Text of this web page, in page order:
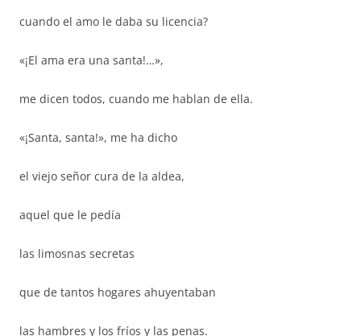
cuando el amo le daba su licencia?
«¡El ama era una santa!…»,
me dicen todos, cuando me hablan de ella.
«¡Santa, santa!», me ha dicho
el viejo señor cura de la aldea,
aquel que le pedía
las limosnas secretas
que de tantos hogares ahuyentaban
las hambres y los fríos y las penas.